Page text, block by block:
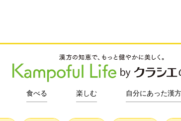
食べる 楽しむ 自分にあった漢